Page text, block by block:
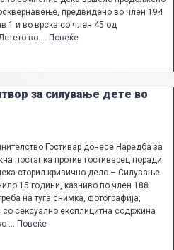
предвидено во член 194
1 и во врска со член 45 од
во … Повеќе
за силување дете во
Гостивар донесе Наредба за
постапка против гостиварец поради
сторил кривично дело – Силување
15 години, казниво по член 188
на туѓа снимка, фотографија,
сексуално експлицитна содржина
… Повеќе